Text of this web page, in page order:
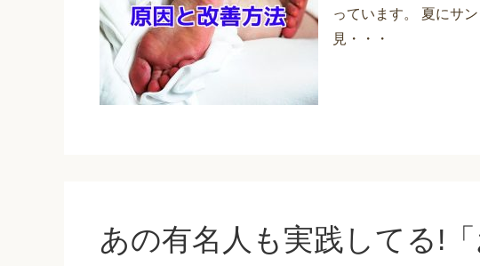
っています。 夏にサ
見・・・
あの有名人も実践してる!